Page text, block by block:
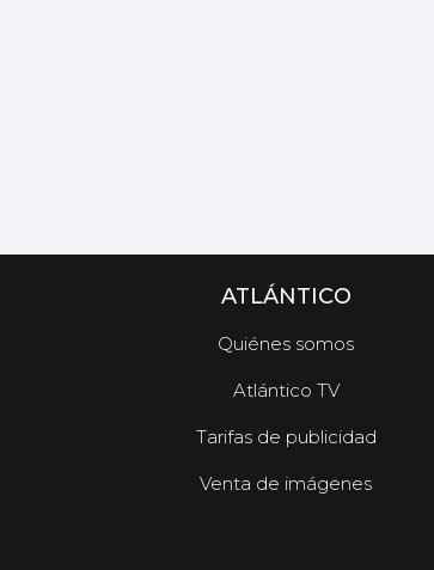
ATLÁNTICO
Quiénes somos
Atlántico TV
Tarifas de publicidad
Venta de imágenes